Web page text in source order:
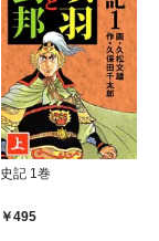
史記 1巻
495